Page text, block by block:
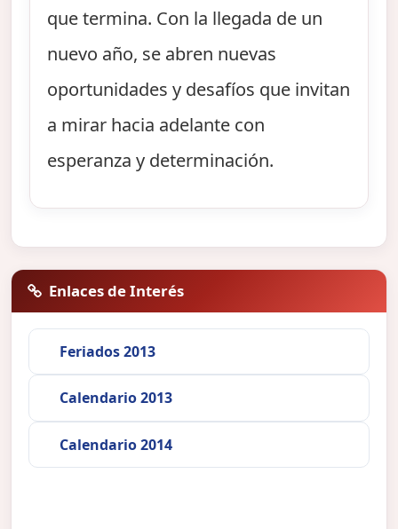
que termina. Con la llegada de un
nuevo año, se abren nuevas
oportunidades y desafíos que invitan
a mirar hacia adelante con
esperanza y determinación.
Enlaces de Interés
Feriados 2013
Calendario 2013
Calendario 2014